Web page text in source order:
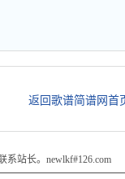
返回歌谱简谱网首
站长。newlkf#126.com